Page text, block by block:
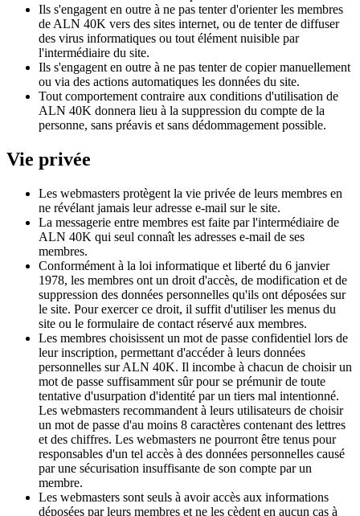
Ils s'engagent en outre à ne pas tenter d'orienter les membres
de ALN 40K vers des sites internet, ou de tenter de diffuser
des virus informatiques ou tout élément nuisible par
l'intermédiaire du site.
Ils s'engagent en outre à ne pas tenter de copier manuellement
ou via des actions automatiques les données du site.
Tout comportement contraire aux conditions d'utilisation de
ALN 40K donnera lieu à la suppression du compte de la
personne, sans préavis et sans dédommagement possible.
Vie privée
Les webmasters protègent la vie privée de leurs membres en
ne révélant jamais leur adresse e-mail sur le site.
La messagerie entre membres est faite par l'intermédiaire de
ALN 40K qui seul connaît les adresses e-mail de ses
membres.
Conformément à la loi informatique et liberté du 6 janvier
1978, les membres ont un droit d'accès, de modification et de
suppression des données personnelles qu'ils ont déposées sur
le site. Pour exercer ce droit, il suffit d'utiliser les menus du
site ou le formulaire de contact réservé aux membres.
Les membres choisissent un mot de passe confidentiel lors de
leur inscription, permettant d'accéder à leurs données
personnelles sur ALN 40K. Il incombe à chacun de choisir un
mot de passe suffisamment sûr pour se prémunir de toute
tentative d'usurpation d'identité par un tiers mal intentionné.
Les webmasters recommandent à leurs utilisateurs de choisir
un mot de passe d'au moins 8 caractères contenant des lettres
et des chiffres. Les webmasters ne pourront être tenus pour
responsables d'un tel accès à des données personnelles causé
par une sécurisation insuffisante de son compte par un
membre.
Les webmasters sont seuls à avoir accès aux informations
déposées par leurs membres et ne les cèdent en aucun cas à